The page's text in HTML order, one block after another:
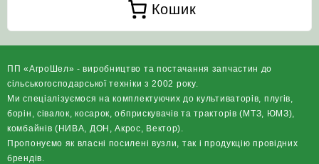
Кошик
ПП «АгроШел» - виробництво та постачання запчастин до
сільськогосподарської техніки з 2002 року.
Ми спеціалізуємося на комплектуючих до культиваторів, плугів,
борін, сівалок, косарок, обприскувачів та тракторів (МТЗ, ЮМЗ),
комбайнів (НИВА, ДОН, Акрос, Вектор).
Пропонуємо як власні посилені вузли, так і продукцію провідних
брендів.